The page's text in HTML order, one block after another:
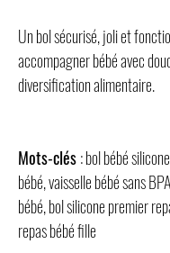
Un bol sécurisé, joli et
accompagner bébé avec
diversification alimentaire.
Mots-clés: bol bébé
bébé, vaisselle bébé sans
bébé, bol silicone premier
repas bébé fille